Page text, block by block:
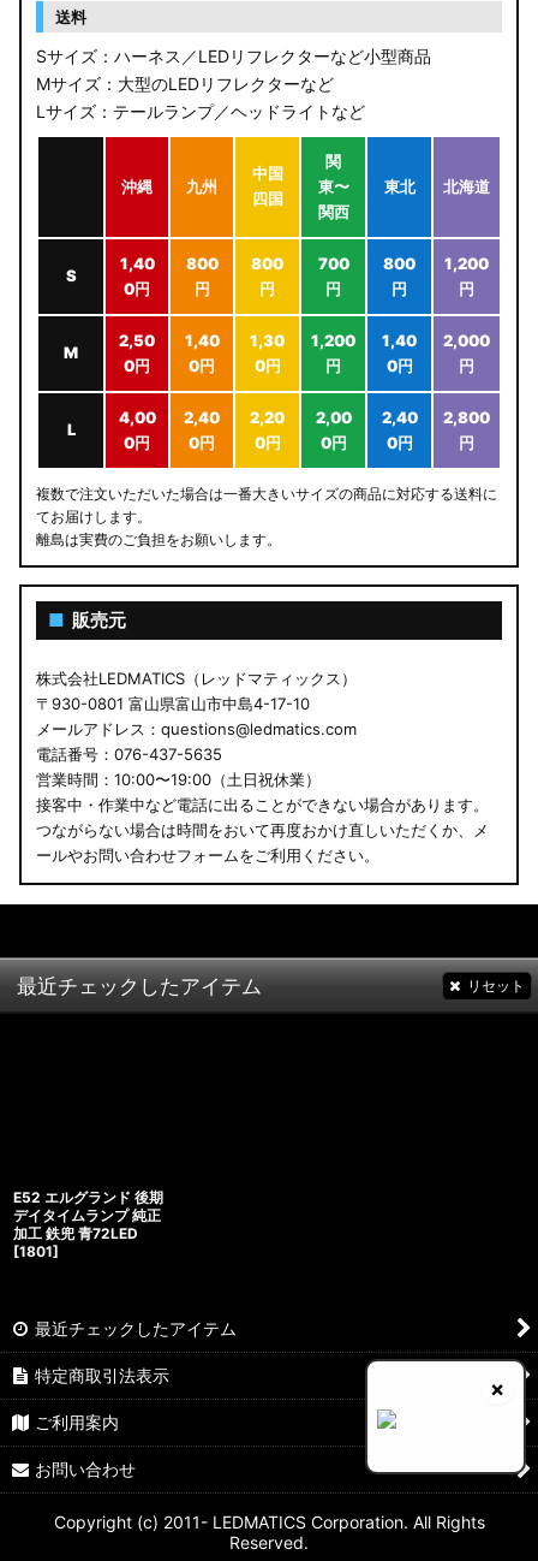
送料
Sサイズ：ハーネス／LEDリフレクターなど小型商品
Mサイズ：大型のLEDリフレクターなど
Lサイズ：テールランプ／ヘッドライトなど
沖縄 九州
中国
四国
関
東〜
関西
東北 北海道
S
1,40
0円
800
円
800
円
700
円
800
円
1,200
円
M
2,50
0円
1,40
0円
1,30
0円
1,200
円
1,40
0円
2,000
円
L
4,00
0円
2,40
0円
2,20
0円
2,00
0円
2,40
0円
2,800
円
複数で注文いただいた場合は一番大きいサイズの商品に対応する送料に
てお届けします。
離島は実費のご負担をお願いします。
■ 販売元
株式会社LEDMATICS（レッドマティックス）
〒930-0801 富山県富山市中島4-17-10
メールアドレス：questions@ledmatics.com
電話番号：076-437-5635
営業時間：10:00〜19:00（土日祝休業）
接客中・作業中など電話に出ることができない場合があります。
つながらない場合は時間をおいて再度おかけ直しいただくか、メ
ールやお問い合わせフォームをご利用ください。
×
最近チェックしたアイテム リセット
E52 エルグランド 後期
デイタイムランプ 純正
加工 鉄兜 青72LED
[1801]
最近チェックしたアイテム
特定商取引法表示
ご利用案内
お問い合わせ
Copyright (c) 2011- LEDMATICS Corporation. All Rights
Reserved.